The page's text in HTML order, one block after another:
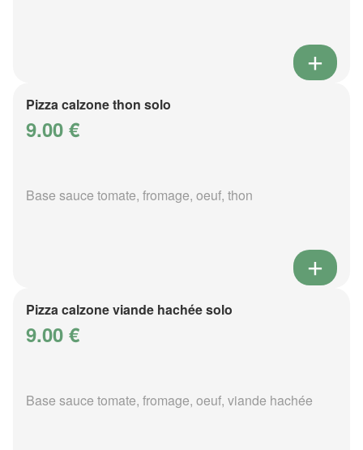
Pizza calzone thon solo
9.00 €
Base sauce tomate, fromage, oeuf, thon
Pizza calzone viande hachée solo
9.00 €
Base sauce tomate, fromage, oeuf, viande hachée